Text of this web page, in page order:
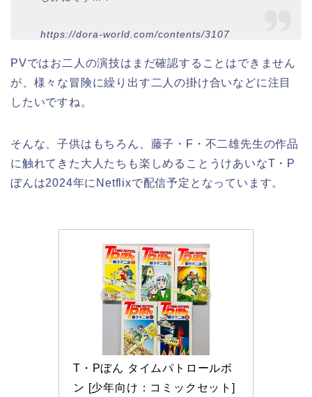
https://dora-world.com/contents/3107
PVではお二人の演技はまだ確認することはできません
が、様々な冒険に繰り出す二人の掛け合いなどに注目
したいですね。
そんな、子供はもちろん、藤子・F・不二雄先生の作品
に触れてきた大人たちも楽しめることうけあいなT・P
ぼんは2024年にNetflixで配信予定となっています。
T・Pぼん タイムパトロールボ
ン [少年向け：コミックセット]